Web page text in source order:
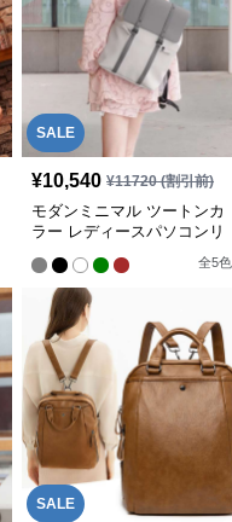
SALE
¥10,540 ¥11720(割引前)
モダンミニマル ツートンカ
ラー レディースパソコンリ
全5色
SALE